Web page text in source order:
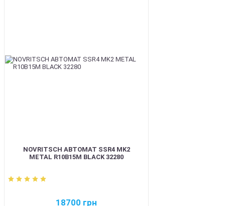
NOVRITSCH АВТОМАТ SSR4 MK2
METAL R10B15M BLACK 32280
18700 грн